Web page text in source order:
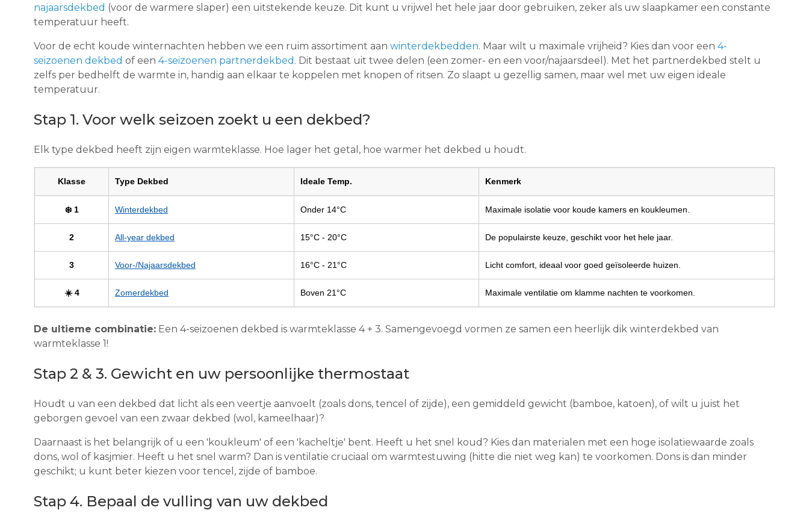
najaarsdekbed (voor de warmere slaper) een uitstekende keuze. Dit kunt u vrijwel het hele jaar door gebruiken, zeker als uw slaapkamer een constante
temperatuur heeft.
Voor de echt koude winternachten hebben we een ruim assortiment aan winterdekbedden. Maar wilt u maximale vrijheid? Kies dan voor een 4-
seizoenen dekbed of een 4-seizoenen partnerdekbed . Dit bestaat uit twee delen (een zomer- en een voor/najaarsdeel). Met het partnerdekbed stelt u
zelfs per bedhelft de warmte in, handig aan elkaar te koppelen met knopen of ritsen. Zo slaapt u gezellig samen, maar wel met uw eigen ideale
temperatuur.
Stap 1. Voor welk seizoen zoekt u een dekbed?
Elk type dekbed heeft zijn eigen warmteklasse. Hoe lager het getal, hoe warmer het dekbed u houdt.
Klasse Type Dekbed Ideale Temp. Kenmerk
❄️ 1 Winterdekbed Onder 14°C Maximale isolatie voor koude kamers en koukleumen.
2 All-year dekbed 15°C - 20°C De populairste keuze, geschikt voor het hele jaar.
3 Voor-/Najaarsdekbed 16°C - 21°C Licht comfort, ideaal voor goed geïsoleerde huizen.
☀️ 4 Zomerdekbed Boven 21°C Maximale ventilatie om klamme nachten te voorkomen.
De ultieme combinatie: Een 4-seizoenen dekbed is warmteklasse 4 + 3. Samengevoegd vormen ze samen een heerlijk dik winterdekbed van
warmteklasse 1!
Stap 2 & 3. Gewicht en uw persoonlijke thermostaat
Houdt u van een dekbed dat licht als een veertje aanvoelt (zoals dons, tencel of zijde), een gemiddeld gewicht (bamboe, katoen), of wilt u juist het
geborgen gevoel van een zwaar dekbed (wol, kameelhaar)?
Daarnaast is het belangrijk of u een 'koukleum' of een 'kacheltje' bent. Heeft u het snel koud? Kies dan materialen met een hoge isolatiewaarde zoals
dons, wol of kasjmier. Heeft u het snel warm? Dan is ventilatie cruciaal om warmtestuwing (hitte die niet weg kan) te voorkomen. Dons is dan minder
geschikt; u kunt beter kiezen voor tencel, zijde of bamboe.
Stap 4. Bepaal de vulling van uw dekbed